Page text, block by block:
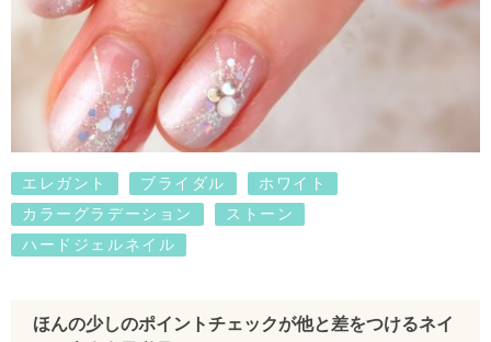
エレガント ブライダル
ホワイト
カラーグラデーション
ストーン
ハードジェルネイル
ほんの少しのポイントチェックが他と差をつけるネイ